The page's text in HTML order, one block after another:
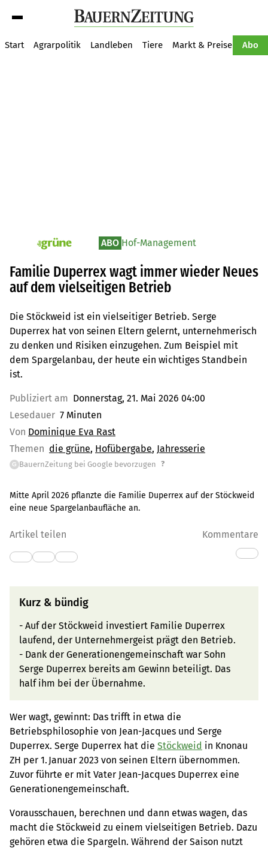
Start Agrarpolitik Landleben Tiere Markt & Preise Abo
pv_die-grune-online ABO Hof-Management
Familie Duperrex wagt immer wieder Neues
auf dem vielseitigen Betrieb
Die Stöckweid ist ein vielseitiger Betrieb. Serge
Duperrex hat von seinen Eltern gelernt, unternehmerisch
zu denken und Risiken einzugehen. Zum Beispiel mit
dem Spargelanbau, der heute ein wichtiges Standbein
ist.
Publiziert am Donnerstag, 21. Mai 2026 04:00
Lesedauer 7 Minuten
Von Dominique Eva Rast
Themen die grüne Hofübergabe Jahresserie
G BauernZeitung bei Google bevorzugen ?
Mitte April 2026 pflanzte die Familie Duperrex auf der Stöckweid
eine neue Spargelanbaufläche an.
Artikel teilen Kommentare
Kurz & bündig
- Auf der Stöckweid investiert Familie Duperrex
laufend, der Unternehmergeist prägt den Betrieb.
- Dank der Generationengemeinschaft war Sohn
Serge Duperrex bereits am Gewinn beteiligt. Das
half ihm bei der Übernahme.
Wer wagt, gewinnt: Das trifft in etwa die
Betriebsphilosophie von Jean-Jacques und Serge
Duperrex. Serge Duperrex hat die Stöckweid in Knonau
ZH per 1. Januar 2023 von seinen Eltern übernommen.
Zuvor führte er mit Vater Jean-Jacques Duperrex eine
Generationengemeinschaft.
Vorausschauen, berechnen und dann etwas wagen, das
macht die Stöckweid zu einem vielseitigen Betrieb. Dazu
gehören etwa die Spargeln. Während der Saison nutzt